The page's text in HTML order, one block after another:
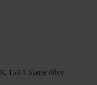
150 1-Stage Alloy